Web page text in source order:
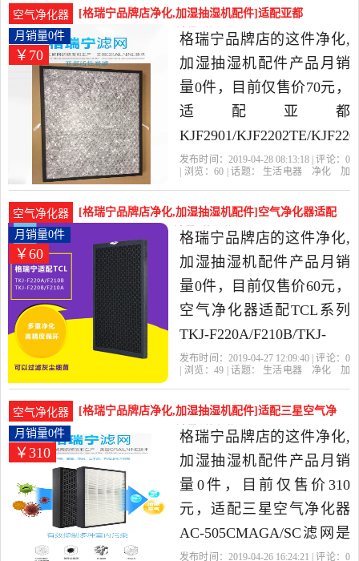
生活电器当中性价比很高
的净化,加湿抽湿机配件，
由上海发货。
空气净化器
[格瑞宁品牌店净化,加湿抽湿机配件]适配亚都
KJF2901/KJF220月销量0件仅售70元
￥70
月销量0件
格瑞宁品牌店的这件净化,
加湿抽湿机配件产品月销
量0件，目前仅售价70元，
适配亚都
KJF2901/KJF2202TE/
空气净化器滤网是2019年
器当中性价比很高的净化,
加湿抽湿机配件，由上海
发货。
发布时间：2019-04-28 08:13:18 | 评论： 0
| 浏览：60 | 话题： 生活电器 净化
加
空气净化器
[格瑞宁品牌店净化,加湿抽湿机配件]空气净化器适配
TCL系列TKJ-F2月销量0件仅售60元
￥60
月销量0件
格瑞宁品牌店的这件净化,
加湿抽湿机配件产品月销
量0件，目前仅售价60元，
空气净化器适配TCL系列
TKJ-F220A/F210B/TKJ-
F220B/F210A原装正品是
生活电器当中性价比很高
的净化,加湿抽湿机配件，
由上海发货。
发布时间：2019-04-27 12:09:40 | 评论： 0
| 浏览：49 | 话题： 生活电器 净化
加
空气净化器
[格瑞宁品牌店净化,加湿抽湿机配件]适配三星空气净
化器AC-505CMA月销量0件仅售310元
￥310
月销量0件
格瑞宁品牌店的这件净化,
加湿抽湿机配件产品月销
量0件，目前仅售价310
元，适配三星空气净化器
AC-505CMAGA/SC滤网是
2019年格瑞宁品牌店精选
发布时间：2019-04-26 16:24:21 | 评论： 0